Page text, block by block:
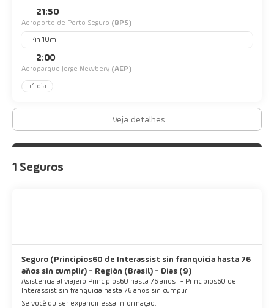
21:50
Aeroporto de Porto Seguro (BPS)
4h 10m
2:00
Aeroparque Jorge Newbery (AEP)
+1 dia
Veja detalhes
1 Seguros
Seguro (Principios60 de Interassist sin franquicia hasta 76
años sin cumplir) - Región (Brasil) - Días (9)
Asistencia al viajero Principios60 hasta 76 años - Principios60 de
Interassist sin franquicia hasta 76 años sin cumplir
Se você quiser expandir essa informação: